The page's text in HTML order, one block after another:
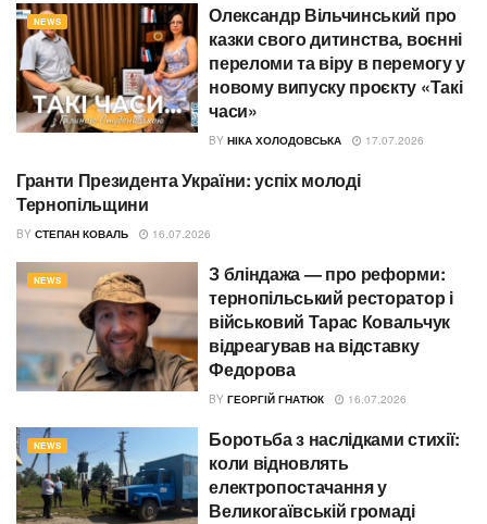
NEWS
Олександр Вільчинський про
казки свого дитинства, воєнні
переломи та віру в перемогу у
новому випуску проєкту «Такі
часи»
BY НІКА ХОЛОДОВСЬКА 17.07.2026
СУСПІЛЬСТВО
Гранти Президента України: успіх молоді
Тернопільщини
BY СТЕПАН КОВАЛЬ 16.07.2026
NEWS
З бліндажа — про реформи:
тернопільський ресторатор і
військовий Тарас Ковальчук
відреагував на відставку
Федорова
BY ГЕОРГІЙ ГНАТЮК 16.07.2026
NEWS
Боротьба з наслідками стихії:
коли відновлять
електропостачання у
Великогаївській громаді